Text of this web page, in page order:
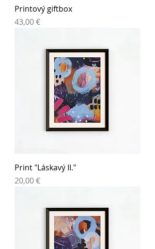
Printový giftbox
Cena
43,00 €
Print "Láskavý II."
Cena
20,00 €